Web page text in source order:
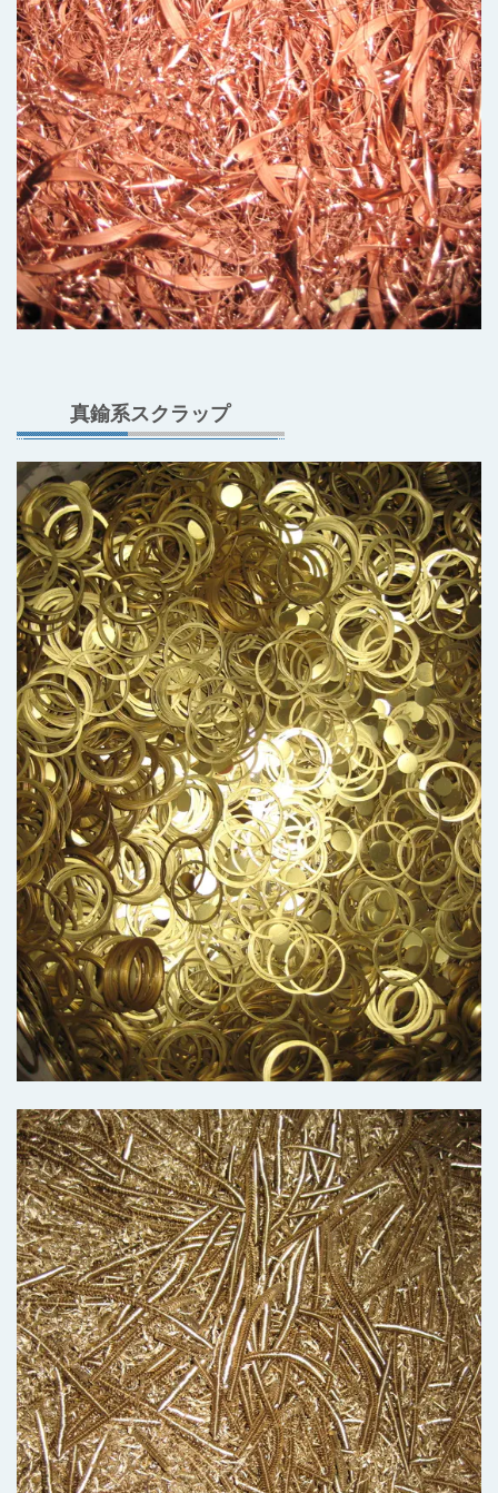
真鍮系スクラップ